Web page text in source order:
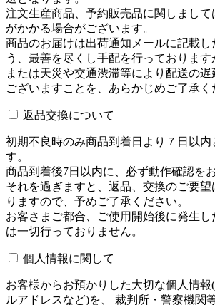
注文生産商品、予約販売品に関しまして
がかかる場合がございます。
商品のお届けは出荷通知メールに記載し
う、最善を尽くし手配を行っております
または天災や交通渋滞等により配送の
ございますことを、あらかじめご了承く
返品交換について
初期不良時のみ商品到着日より７日以内
す。
商品到着後7日以内に、必ず動作確認を
それを過ぎますと、返品、交換のご要
りますので、予めご了承ください。
お客さまご都合、ご使用開始後に発生
は一切行っておりません。
個人情報に関して
お客様からお預かりした大切な個人情
ルアドレスなど)を、 裁判所・警察機関